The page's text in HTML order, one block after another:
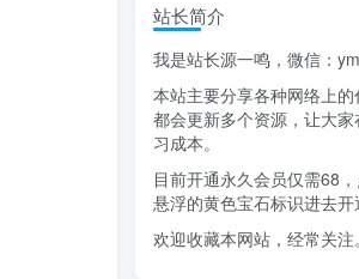
站长简介
我是站长源一鸣，微信：
本站主要分享各种网络上
都会更新多个资源，让大
习成本。
目前开通永久会员仅需68
悬浮的黄色宝石标识进去开
欢迎收藏本网站，经常关